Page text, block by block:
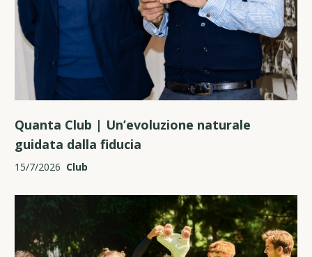
Quanta Club | Un’evoluzione naturale
guidata dalla fiducia
15/7/2026 Club